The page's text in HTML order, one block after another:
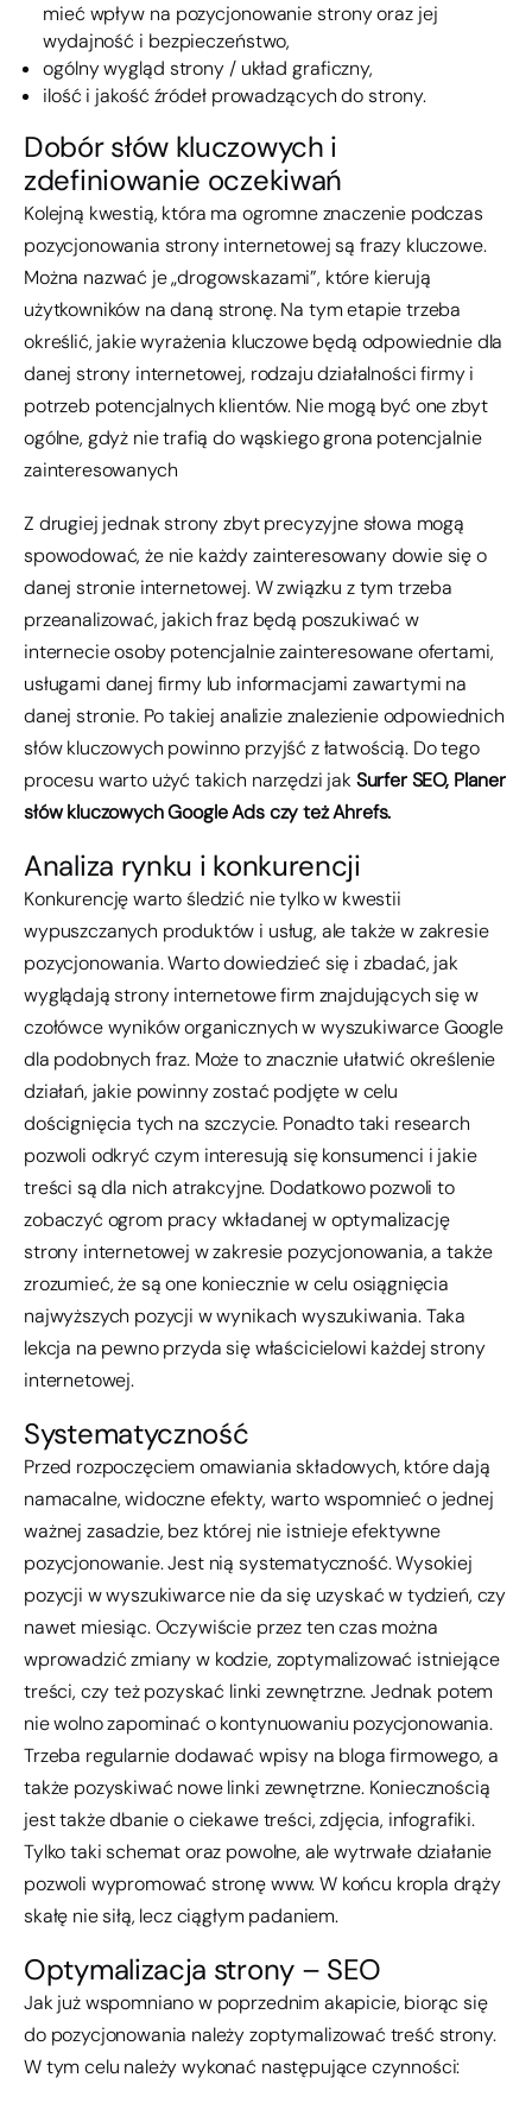
mieć wpływ na pozycjonowanie strony oraz jej
wydajność i bezpieczeństwo,
ogólny wygląd strony / układ graficzny,
ilość i jakość źródeł prowadzących do strony.
Dobór słów kluczowych i
zdefiniowanie oczekiwań
Kolejną kwestią, która ma ogromne znaczenie podczas
pozycjonowania strony internetowej są frazy kluczowe.
Można nazwać je „drogowskazami”, które kierują
użytkowników na daną stronę. Na tym etapie trzeba
określić, jakie wyrażenia kluczowe będą odpowiednie dla
danej strony internetowej, rodzaju działalności firmy i
potrzeb potencjalnych klientów. Nie mogą być one zbyt
ogólne, gdyż nie trafią do wąskiego grona potencjalnie
zainteresowanych
Z drugiej jednak strony zbyt precyzyjne słowa mogą
spowodować, że nie każdy zainteresowany dowie się o
danej stronie internetowej. W związku z tym trzeba
przeanalizować, jakich fraz będą poszukiwać w
internecie osoby potencjalnie zainteresowane ofertami,
usługami danej firmy lub informacjami zawartymi na
danej stronie. Po takiej analizie znalezienie odpowiednich
słów kluczowych powinno przyjść z łatwością. Do tego
procesu warto użyć takich narzędzi jakSurfer SEO, Planer
słów kluczowych Google Ads czy też Ahrefs.
Analiza rynku i konkurencji
Konkurencję warto śledzić nie tylko w kwestii
wypuszczanych produktów i usług, ale także w zakresie
pozycjonowania. Warto dowiedzieć się i zbadać, jak
wyglądają strony internetowe firm znajdujących się w
czołówce wyników organicznych w wyszukiwarce Google
dla podobnych fraz. Może to znacznie ułatwić określenie
działań, jakie powinny zostać podjęte w celu
doścignięcia tych na szczycie. Ponadto taki research
pozwoli odkryć czym interesują się konsumenci i jakie
treści są dla nich atrakcyjne. Dodatkowo pozwoli to
zobaczyć ogrom pracy wkładanej w optymalizację
strony internetowej w zakresie pozycjonowania, a także
zrozumieć, że są one koniecznie w celu osiągnięcia
najwyższych pozycji w wynikach wyszukiwania. Taka
lekcja na pewno przyda się właścicielowi każdej strony
internetowej.
Systematyczność
Przed rozpoczęciem omawiania składowych, które dają
namacalne, widoczne efekty, warto wspomnieć o jednej
ważnej zasadzie, bez której nie istnieje efektywne
pozycjonowanie. Jest nią systematyczność. Wysokiej
pozycji w wyszukiwarce nie da się uzyskać w tydzień, czy
nawet miesiąc. Oczywiście przez ten czas można
wprowadzić zmiany w kodzie, zoptymalizować istniejące
treści, czy też pozyskać linki zewnętrzne. Jednak potem
nie wolno zapominać o kontynuowaniu pozycjonowania.
Trzeba regularnie dodawać wpisy na bloga firmowego, a
także pozyskiwać nowe linki zewnętrzne. Koniecznością
jest także dbanie o ciekawe treści, zdjęcia, infografiki.
Tylko taki schemat oraz powolne, ale wytrwałe działanie
pozwoli wypromować stronę www. W końcu kropla drąży
skałę nie siłą, lecz ciągłym padaniem.
Optymalizacja strony – SEO
Jak już wspomniano w poprzednim akapicie, biorąc się
do pozycjonowania należy zoptymalizować treść strony.
W tym celu należy wykonać następujące czynności: